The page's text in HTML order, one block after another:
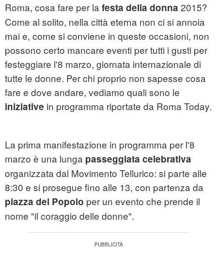
Roma, cosa fare per la festa della donna 2015?
Come al solito, nella città eterna non ci si annoia
mai e, come si conviene in queste occasioni, non
possono certo mancare eventi per tutti i gusti per
festeggiare l'8 marzo, giornata internazionale di
tutte le donne. Per chi proprio non sapesse cosa
fare e dove andare, vediamo quali sono le
iniziative in programma riportate da Roma Today.
La prima manifestazione in programma per l'8
marzo è una lunga passeggiata celebrativa
organizzata dal Movimento Tellurico: si parte alle
8:30 e si prosegue fino alle 13, con partenza da
piazza del Popolo per un evento che prende il
nome "il coraggio delle donne".